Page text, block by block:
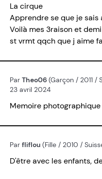
La cirque
Apprendre se que je sais
Voilà mes 3raison et
st vrmt qqch que j aime
Par Theo06 (Garçon / 2011 /
23 avril 2024
Memoire
Par fliflou (Fille / 2010 /
D'être avec les enfants,